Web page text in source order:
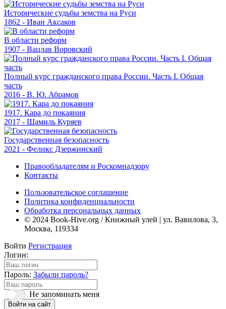
Исторические судьбы земства на Руси
1862 - Иван Аксаков
В области реформ
1907 - Вацлав Воровский
Полный курс гражданского права России. Часть I. Общая
часть
2016 - В. Ю. Абрамов
1917. Кара до покаяния
2017 - Шамиль Куряев
Государственная безопасность
2021 - Феликс Дзержинский
Правообладателям и Роскомнадзору
Контакты
Пользовательское соглашение
Политика конфиденциальности
Обработка персональных данных
© 2024 Book-Hive.org / Книжный улей | ул. Вавилова, 3,
Москва, 119334
Войти Регистрация
Логин:
Пароль: Забыли пароль?
Не запоминать меня
Войти на сайт